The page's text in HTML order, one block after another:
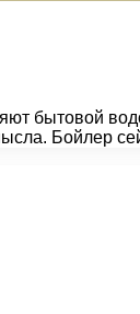
бытовой
Бойлер